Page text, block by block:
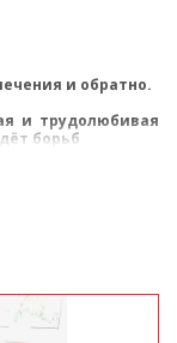
и обратно.
и трудолюбивая
борьб